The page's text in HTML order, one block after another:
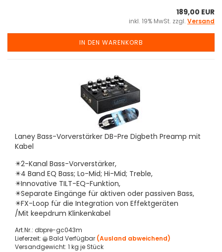
189,00 EUR
inkl. 19% MwSt. zzgl. Versand
IN DEN WARENKORB
Laney Bass-Vorverstärker DB-Pre Digbeth Preamp mit
Kabel
✴️2-Kanal Bass-Vorverstärker,
✴️4 Band EQ Bass; Lo-Mid; Hi-Mid; Treble,
✴️Innovative TILT-EQ-Funktion,
✴️Separate Eingänge für aktiven oder passiven Bass,
✴️FX-Loop für die Integration von Effektgeräten
/Mit keepdrum Klinkenkabel
Art.Nr.: dbpre-gc043m
Lieferzeit:
Bald Verfügbar (Ausland abweichend)
Versandgewicht: 1 kg je Stück